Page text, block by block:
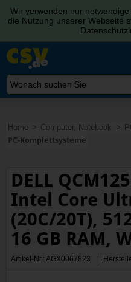
Wir verwenden nur
die Nutzung unserer Webseite
Home Computer, Notebook
PC-Komplettsysteme
DELL
Intel Core
(20C/20T),
16 GB RAM,
Artikel-Nr.: AGX0067823 |